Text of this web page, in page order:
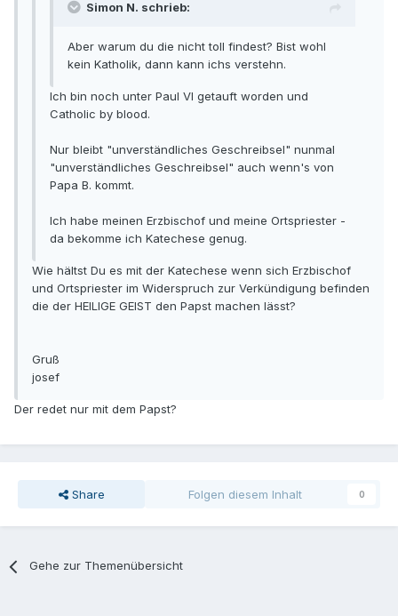
Simon N. schrieb:
Aber warum du die nicht toll findest? Bist wohl
kein Katholik, dann kann ichs verstehn.
Ich bin noch unter Paul VI getauft worden und
Catholic by blood.
Nur bleibt "unverständliches Geschreibsel" nunmal
"unverständliches Geschreibsel" auch wenn's von
Papa B. kommt.
Ich habe meinen Erzbischof und meine Ortspriester -
da bekomme ich Katechese genug.
Wie hältst Du es mit der Katechese wenn sich Erzbischof
und Ortspriester im Widerspruch zur Verkündigung befinden
die der HEILIGE GEIST den Papst machen lässt?
Gruß
josef
Der redet nur mit dem Papst?
Share Folgen diesem Inhalt 0
Gehe zur Themenübersicht